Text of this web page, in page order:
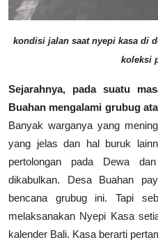
kondisi jalan saat nyepi kasa di
koleksi
Sejarahnya, pada suatu
Buahan mengalami grubug
Banyak warganya yang
yang jelas dan hal buruk
pertolongan pada Dewa
dikabulkan. Desa Buahan
bencana grubug ini. Tapi
melaksanakan Nyepi Kasa
kalender Bali. Kasa berarti